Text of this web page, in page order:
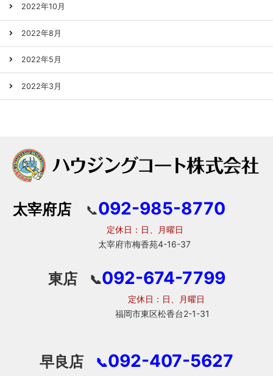
2022年10月
2022年8月
2022年5月
2022年3月
太宰府店 📞092-985-8770
定休日：日、月曜日
太宰府市梅香苑4-16-37
東店 📞092-674-7799
定休日：日、月曜日
福岡市東区松香台2-1-31
早良店 📞092-407-5627